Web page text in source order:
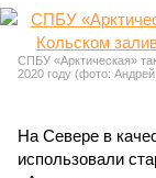
СПБУ «Арктическая»
2020 году (фото:
На Севере в
использовали